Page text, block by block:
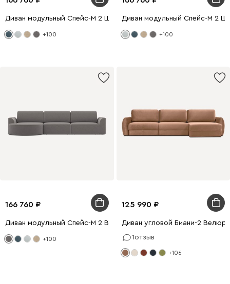
Диван модульный Спейс-М 2 Шенилл Синий
+100
Диван модульный Спейс-М 2
+100
166 760
Диван модульный Спейс-М 2 Велюр Серый
+100
125 990
Диван угловой Биани-2 Велюр
1отзыв
+106